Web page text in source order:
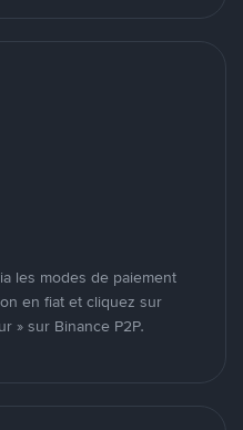
les modes de paiement
en fiat et cliquez sur
» sur Binance P2P.